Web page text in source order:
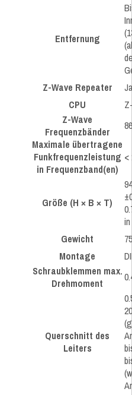
Entfernung
Z-Wave Repeater
Ja
CPU
Z-Wave
Frequenzbänder
Maximale übertragene
Funkfrequenzleistung
in Frequenzband(en)
<
Größe (H × B × T)
in
Gewicht
Montage
Schraubklemmen max.
Drehmoment
Querschnitt des
Leiters